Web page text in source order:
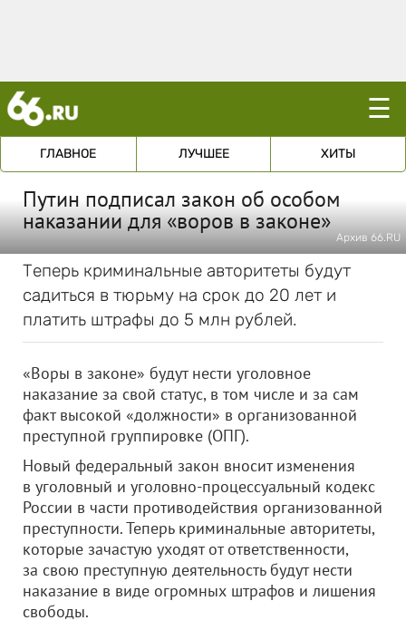
☰
ГЛАВНОЕ ЛУЧШЕЕ ХИТЫ
Путин подписал закон об особом
наказании для «воров в законе»
Архив 66.RU
Теперь криминальные авторитеты будут
садиться в тюрьму на срок до 20 лет и
платить штрафы до 5 млн рублей.
«Воры в законе» будут нести уголовное
наказание за свой статус, в том числе и за сам
факт высокой «должности» в организованной
преступной группировке (ОПГ).
Новый федеральный закон вносит изменения
в уголовный и уголовно-процессуальный кодекс
России в части противодействия организованной
преступности. Теперь криминальные авторитеты,
которые зачастую уходят от ответственности,
за свою преступную деятельность будут нести
наказание в виде огромных штрафов и лишения
свободы.